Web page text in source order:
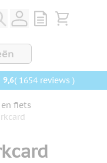
View quote,
Bekijk
9,6( 1654 reviews )
fiets